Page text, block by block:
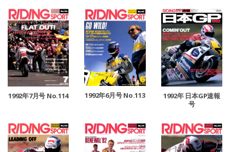
1992年7月号 No.114 1992年6月号 No.113
1992年 日本GP速報
号